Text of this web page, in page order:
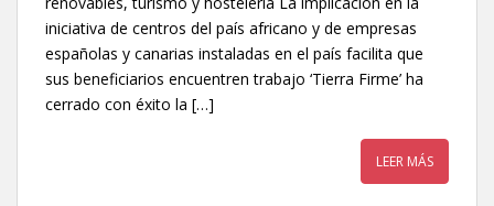
iniciativa de centros del país africano y de empresas
españolas y canarias instaladas en el país facilita que
sus beneficiarios encuentren trabajo ‘Tierra Firme’ ha
cerrado con éxito la […]
LEER MÁS